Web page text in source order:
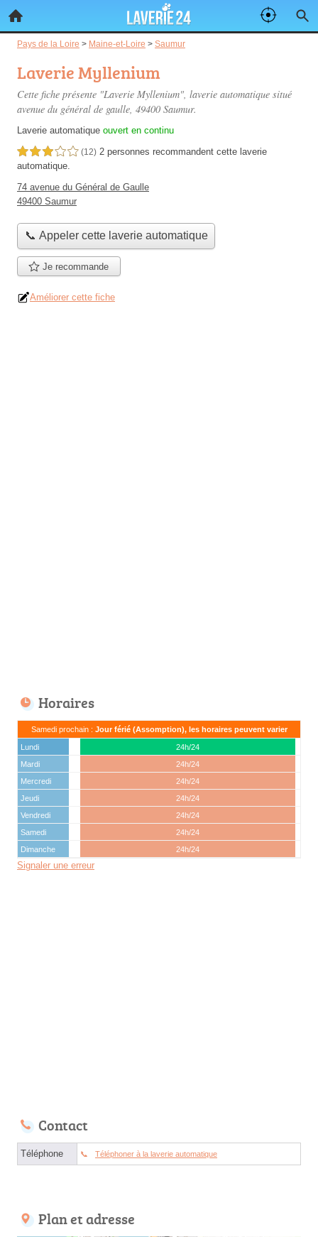
Pays de la Loire > Maine-et-Loire > Saumur
Laverie Myllenium
Cette fiche présente "Laverie Myllenium", laverie automatique situé
avenue du général de gaulle, 49400 Saumur.
Laverie automatique ouvert en continu
3,0 étoiles sur 5 (12) 2 personnes recommandent cette laverie
automatique.
74 avenue du Général de Gaulle
49400 Saumur
📞 Appeler cette laverie automatique
Je recommande
Améliorer cette fiche
Horaires
Samedi prochain : Jour férié (Assomption), les horaires peuvent varier
Lundi
24h/24
Mardi
24h/24
Mercredi
24h/24
Jeudi
24h/24
Vendredi
24h/24
Samedi
24h/24
Dimanche
24h/24
Signaler une erreur
Contact
Téléphone Téléphoner à la laverie automatique
Plan et adresse